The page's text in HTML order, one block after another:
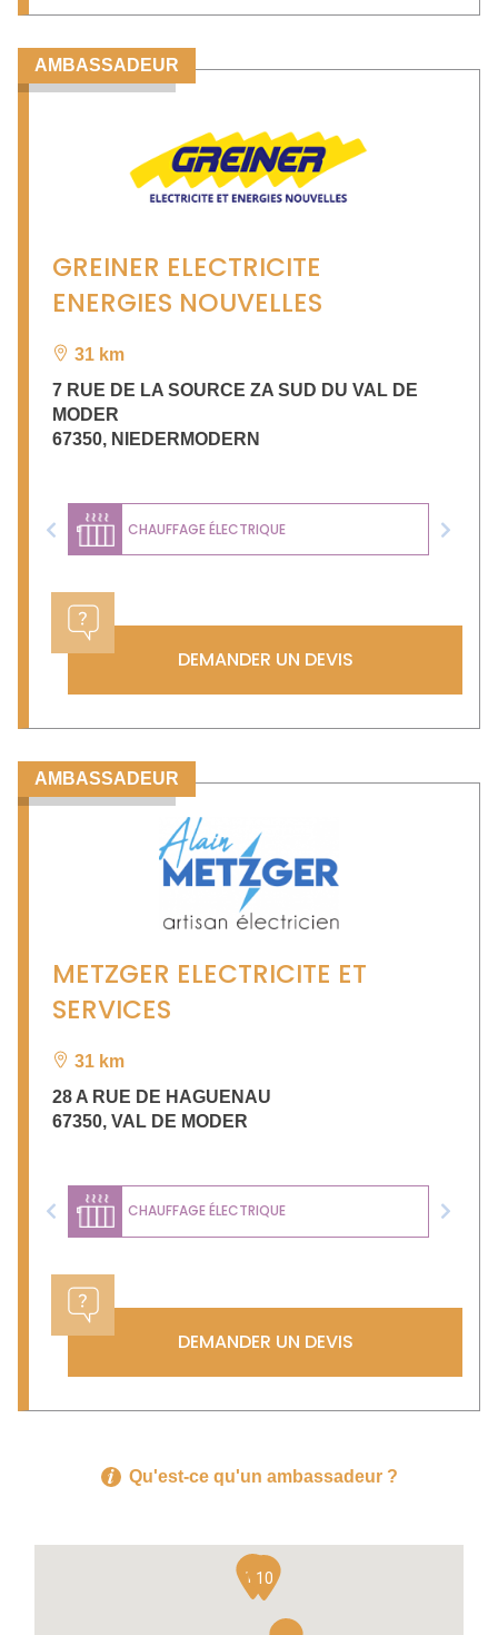
AMBASSADEUR
GREINER ELECTRICITE
ENERGIES NOUVELLES
31 km
7 RUE DE LA SOURCE ZA SUD DU VAL DE
MODER
67350, NIEDERMODERN
CHAUFFAGE ÉLECTRIQUE
Previous Next
DEMANDER UN DEVIS
AMBASSADEUR
METZGER ELECTRICITE ET
SERVICES
31 km
28 A RUE DE HAGUENAU
67350, VAL DE MODER
CHAUFFAGE ÉLECTRIQUE
Previous Next
DEMANDER UN DEVIS
Qu'est-ce qu'un ambassadeur ?
10
11